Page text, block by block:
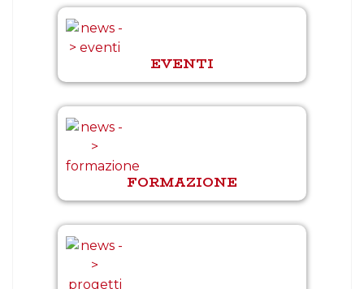
EVENTI
FORMAZIONE